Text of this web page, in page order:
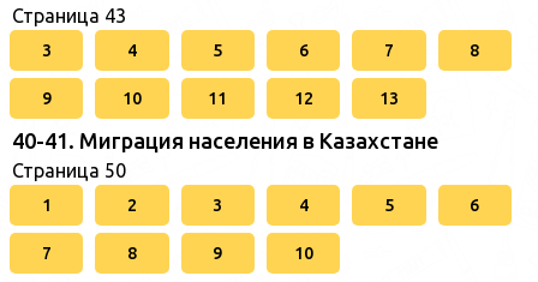
Страница 43
3 4 5 6 7 8
9 10 11 12 13
40-41. Миграция населения в Казахстане
Страница 50
1 2 3 4 5 6
7 8 9 10